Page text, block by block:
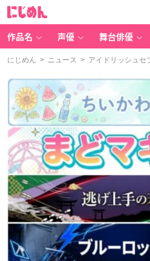
作品名 声優 舞台俳優
にじめん > ニュース > アイドリッシュセ